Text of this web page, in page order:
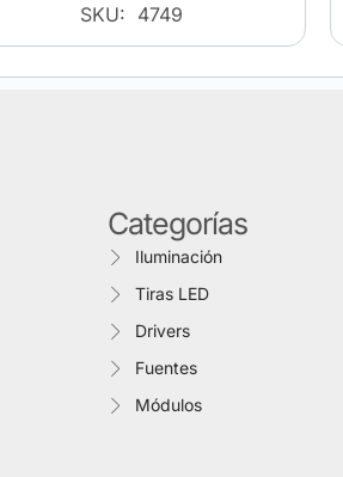
SKU: 4749
Categorías
Iluminación
Tiras LED
Drivers
Fuentes
Módulos